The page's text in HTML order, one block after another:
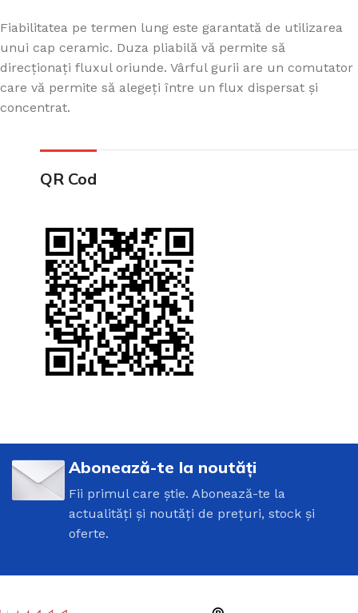
Fiabilitatea pe termen lung este garantată de utilizarea
unui cap ceramic. Duza pliabilă vă permite să
direcționați fluxul oriunde. Vârful gurii are un comutator
care vă permite să alegeți între un flux dispersat și
concentrat.
QR Cod
Abonează-te la noutăți
Fii primul care știe. Abonează-te la
actualități și noutăți de prețuri, stock și
oferte.